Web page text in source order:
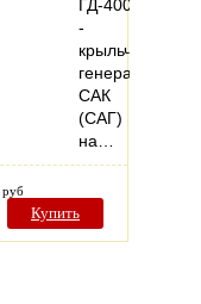
ГД-4006;
-
крыльчатка
генератора
САК
(САГ)
на…
руб
Купить